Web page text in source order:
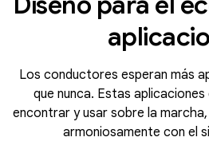
Los conductores esperan más
que nunca. Estas
encontrar y usar sobre la
armoniosamente con el